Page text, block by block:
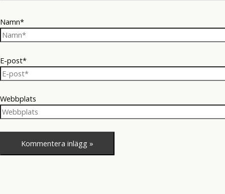
Namn*
E-post*
Webbplats